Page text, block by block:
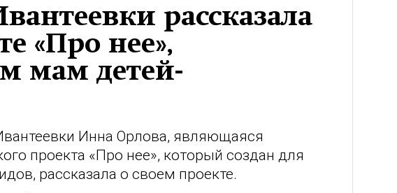
рассказала
«Про нее»,
мам детей-
Инна Орлова, являющаяся
проекта «Про нее», который создан для
рассказала о своем проекте.